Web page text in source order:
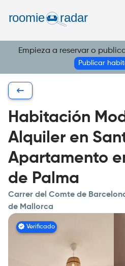
Iniciar
Empieza a reservar o
Publicar
Habitación
Alquiler en
Apartamento
de Palma
Carrer del Comte de
de Mallorca
Verificado